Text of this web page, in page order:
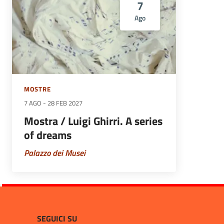
7
Ago
MOSTRE
7 AGO - 28 FEB 2027
Mostra / Luigi Ghirri. A series
of dreams
Palazzo dei Musei
SEGUICI SU